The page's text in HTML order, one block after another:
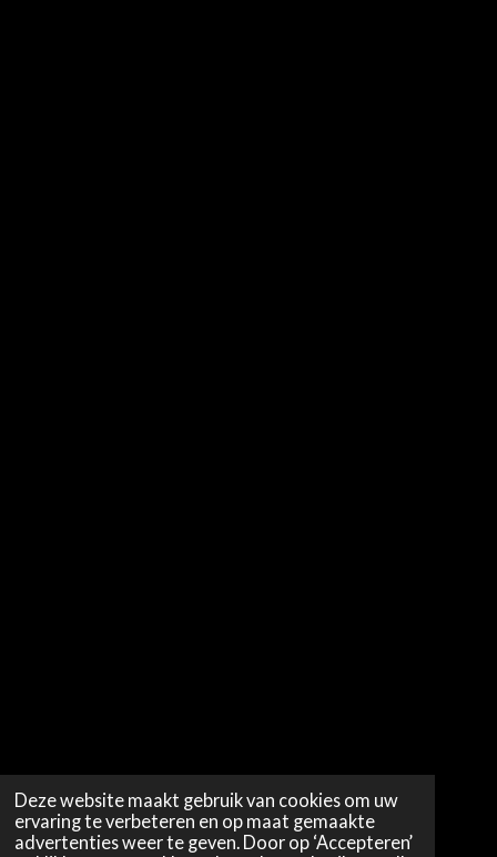
Deze website maakt gebruik van cookies om uw
ervaring te verbeteren en op maat gemaakte
advertenties weer te geven. Door op ‘Accepteren’